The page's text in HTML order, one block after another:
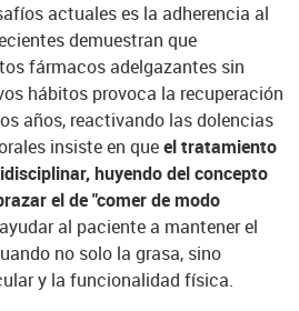
actuales es la adherencia al
demuestran que
fármacos adelgazantes sin
hábitos provoca la recuperación
años, reactivando las dolencias
insiste en queel tratamiento
huyendo del concepto
el de "comer de modo
al paciente a mantener el
no solo la grasa, sino
y la funcionalidad física.